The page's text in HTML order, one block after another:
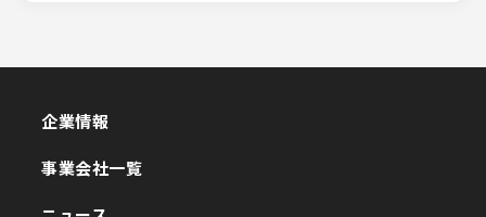
企業情報
事業会社一覧